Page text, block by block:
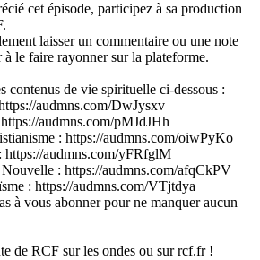
cet épisode, participez à sa production
laisser un commentaire ou une note
à le faire rayonner sur la plateforme.
contenus de vie spirituelle ci-dessous :
audmns.com/DwJysxv
audmns.com/pMJdJHh
: https://audmns.com/oiwPyKo
https://audmns.com/yFRfglM
: https://audmns.com/afqCkPV
: https://audmns.com/VTjtdya
à vous abonner pour ne manquer aucun
de RCF sur les ondes ou sur rcf.fr !